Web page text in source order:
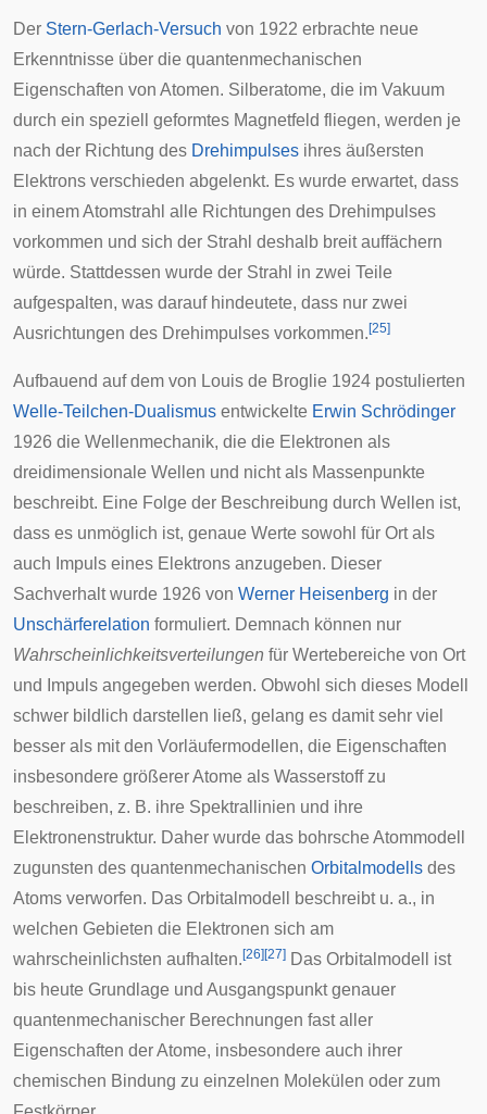
Der Stern-Gerlach-Versuch von 1922 erbrachte neue
Erkenntnisse über die quantenmechanischen
Eigenschaften von Atomen. Silberatome, die im Vakuum
durch ein speziell geformtes Magnetfeld fliegen, werden je
nach der Richtung des Drehimpulses ihres äußersten
Elektrons verschieden abgelenkt. Es wurde erwartet, dass
in einem Atomstrahl alle Richtungen des Drehimpulses
vorkommen und sich der Strahl deshalb breit auffächern
würde. Stattdessen wurde der Strahl in zwei Teile
aufgespalten, was darauf hindeutete, dass nur zwei
Ausrichtungen des Drehimpulses vorkommen. [25]
Aufbauend auf dem von Louis de Broglie 1924 postulierten
Welle-Teilchen-Dualismus entwickelte Erwin Schrödinger
1926 die Wellenmechanik, die die Elektronen als
dreidimensionale Wellen und nicht als Massenpunkte
beschreibt. Eine Folge der Beschreibung durch Wellen ist,
dass es unmöglich ist, genaue Werte sowohl für Ort als
auch Impuls eines Elektrons anzugeben. Dieser
Sachverhalt wurde 1926 von Werner Heisenberg in der
Unschärferelation formuliert. Demnach können nur
Wahrscheinlichkeitsverteilungen für Wertebereiche von Ort
und Impuls angegeben werden. Obwohl sich dieses Modell
schwer bildlich darstellen ließ, gelang es damit sehr viel
besser als mit den Vorläufermodellen, die Eigenschaften
insbesondere größerer Atome als Wasserstoff zu
beschreiben, z. B. ihre Spektrallinien und ihre
Elektronenstruktur. Daher wurde das bohrsche Atommodell
zugunsten des quantenmechanischen Orbitalmodells des
Atoms verworfen. Das Orbitalmodell beschreibt u. a., in
welchen Gebieten die Elektronen sich am
wahrscheinlichsten aufhalten. [26] [27] Das Orbitalmodell ist
bis heute Grundlage und Ausgangspunkt genauer
quantenmechanischer Berechnungen fast aller
Eigenschaften der Atome, insbesondere auch ihrer
chemischen Bindung zu einzelnen Molekülen oder zum